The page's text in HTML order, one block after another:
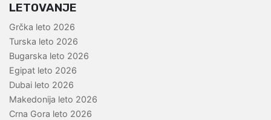
LETOVANJE
Grčka leto 2026
Turska leto 2026
Bugarska leto 2026
Egipat leto 2026
Dubai leto 2026
Makedonija leto 2026
Crna Gora leto 2026